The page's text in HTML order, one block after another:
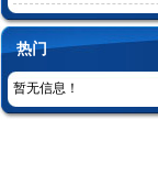
热门
暂无信息！